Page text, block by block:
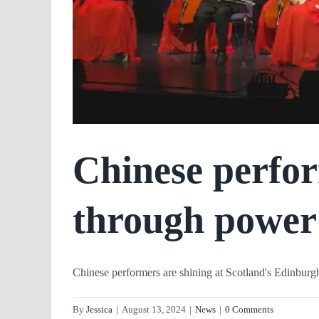
Chinese
through
Chinese performers are shining at Scotland's
By Jessica | August 13, 2024 | News | 0 Comments